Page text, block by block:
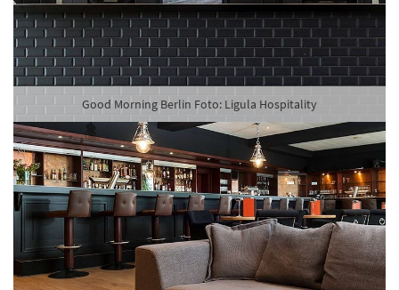
Good Morning Berlin Foto: Ligula Hospitality